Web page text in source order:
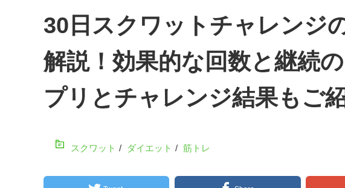
30日スクワットチャレンジ
解説！効果的な回数と継続
プリとチャレンジ結果もご
スクワット / ダイエット / 筋トレ